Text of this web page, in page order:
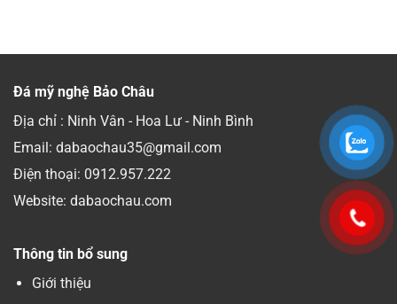
Đá mỹ nghệ Bảo Châu
Địa chỉ : Ninh Vân - Hoa Lư - Ninh Bình
Email: dabaochau35@gmail.com
Điện thoại: 0912.957.222
Website: dabaochau.com
Thông tin bổ sung
Giới thiệu